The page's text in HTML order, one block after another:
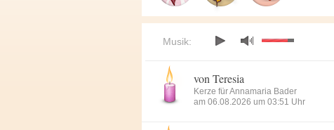
Musik:
von Teresia
Kerze für Annamaria Bader
am 06.08.2026 um 03:51 Uhr